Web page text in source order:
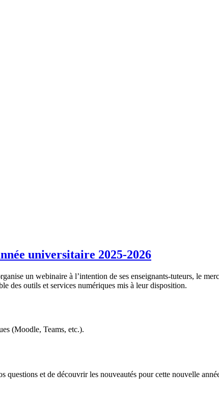
universitaire 2025-2026
un webinaire à l’intention de ses enseignants-tuteurs, le
des outils et services numériques mis à leur disposition.
(Moodle, Teams, etc.).
questions et de découvrir les nouveautés pour cette nouvelle